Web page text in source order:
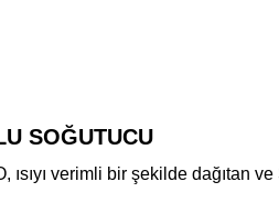
verimli bir şekilde dağıtan ve